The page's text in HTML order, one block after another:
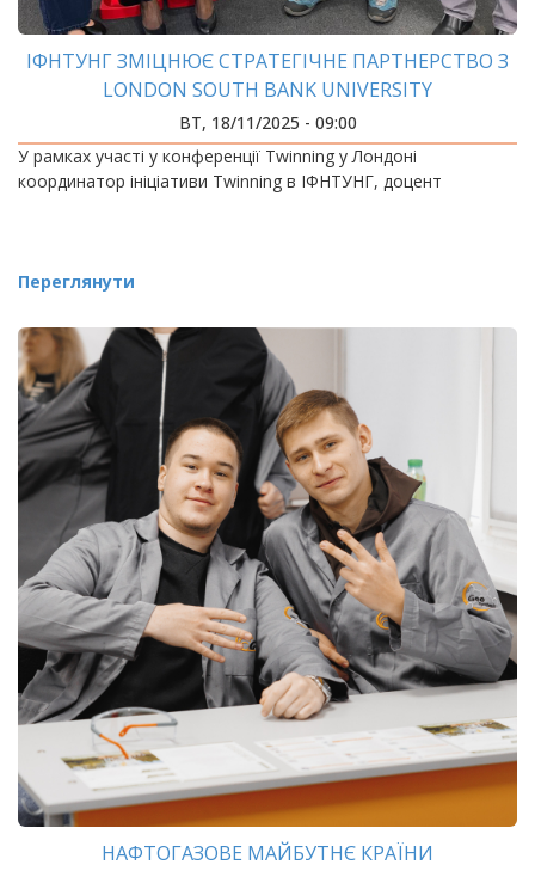
ІФНТУНГ ЗМІЦНЮЄ СТРАТЕГІЧНЕ ПАРТНЕРСТВО З
LONDON SOUTH BANK UNIVERSITY
ВТ, 18/11/2025 - 09:00
У рамках участі у конференції Twinning у Лондоні
координатор ініціативи Twinning в ІФНТУНГ, доцент
Переглянути
НАФТОГАЗОВЕ МАЙБУТНЄ КРАЇНИ